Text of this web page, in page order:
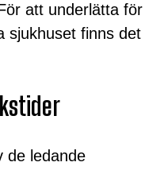
att underlätta för
sjukhuset finns det
de ledande